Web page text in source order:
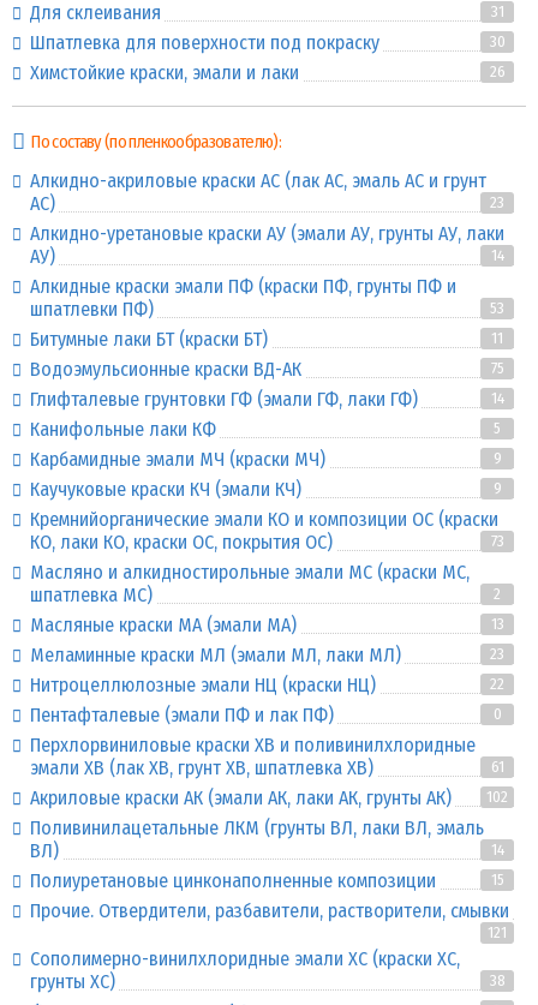
Для склеивания 31
Шпатлевка для поверхности под покраску 30
Химстойкие краски, эмали и лаки 26
По составу (по пленкообразователю):
Алкидно-акриловые краски АС (лак АС, эмаль АС и грунт
АС)
23
Алкидно-уретановые краски АУ (эмали АУ, грунты АУ, лаки
АУ)
14
Алкидные краски эмали ПФ (краски ПФ, грунты ПФ и
шпатлевки ПФ)
53
Битумные лаки БТ (краски БТ) 11
Водоэмульсионные краски ВД-АК 75
Глифталевые грунтовки ГФ (эмали ГФ, лаки ГФ) 14
Канифольные лаки КФ 5
Карбамидные эмали МЧ (краски МЧ) 9
Каучуковые краски КЧ (эмали КЧ) 9
Кремнийорганические эмали КО и композиции ОС (краски
КО, лаки КО, краски ОС, покрытия ОС)
73
Масляно и алкидностирольные эмали МС (краски МС,
шпатлевка МС)
2
Масляные краски МА (эмали МА) 13
Меламинные краски МЛ (эмали МЛ, лаки МЛ) 23
Нитроцеллюлозные эмали НЦ (краски НЦ) 22
Пентафталевые (эмали ПФ и лак ПФ) 0
Перхлорвиниловые краски ХВ и поливинилхлоридные
эмали ХВ (лак ХВ, грунт ХВ, шпатлевка ХВ)
61
Акриловые краски АК (эмали АК, лаки АК, грунты АК) 102
Поливинилацетальные ЛКМ (грунты ВЛ, лаки ВЛ, эмаль
ВЛ)
14
Полиуретановые цинконаполненные композиции 15
Прочие. Отвердители, разбавители, растворители, смывки
121
Сополимерно-винилхлоридные эмали ХС (краски ХС,
грунты ХС)
38